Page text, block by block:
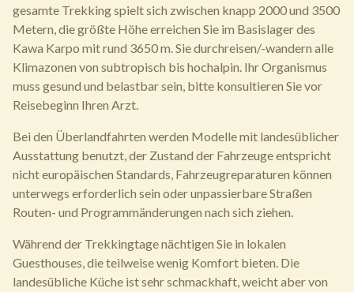
gesamte Trekking spielt sich zwischen knapp 2000 und 3500
Metern, die größte Höhe erreichen Sie im Basislager des
Kawa Karpo mit rund 3650 m. Sie durchreisen/-wandern alle
Klimazonen von subtropisch bis hochalpin. Ihr Organismus
muss gesund und belastbar sein, bitte konsultieren Sie vor
Reisebeginn Ihren Arzt.
Bei den Überlandfahrten werden Modelle mit landesüblicher
Ausstattung benutzt, der Zustand der Fahrzeuge entspricht
nicht europäischen Standards, Fahrzeugreparaturen können
unterwegs erforderlich sein oder unpassierbare Straßen
Routen- und Programmänderungen nach sich ziehen.
Während der Trekkingtage nächtigen Sie in lokalen
Guesthouses, die teilweise wenig Komfort bieten. Die
landesübliche Küche ist sehr schmackhaft, weicht aber von